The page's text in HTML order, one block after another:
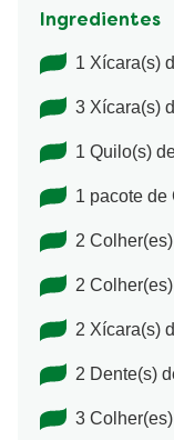
Ingredientes
1 Xícara(s)
3 Xícara(s)
1 Quilo(s)
1 pacote de
2
2
2 Xícara(s)
2 Dente(s)
3